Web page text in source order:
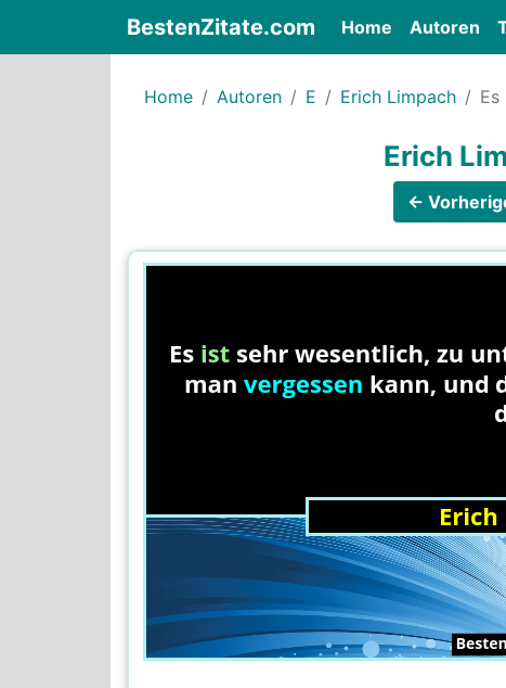
BestenZitate.com Home (current)
Autoren
Home Autoren E Erich Limpach Es
Erich
←